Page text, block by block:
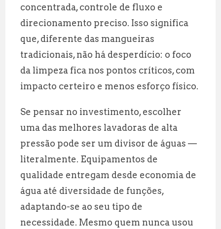
concentrada, controle de fluxo e
direcionamento preciso. Isso significa
que, diferente das mangueiras
tradicionais, não há desperdício: o foco
da limpeza fica nos pontos críticos, com
impacto certeiro e menos esforço físico.
Se pensar no investimento, escolher
uma das melhores lavadoras de alta
pressão pode ser um divisor de águas —
literalmente. Equipamentos de
qualidade entregam desde economia de
água até diversidade de funções,
adaptando-se ao seu tipo de
necessidade. Mesmo quem nunca usou